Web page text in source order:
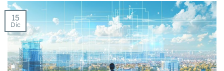
15
Dic